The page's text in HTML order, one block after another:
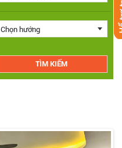
Chọn hướng